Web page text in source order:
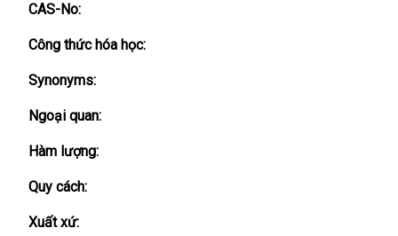
CAS-No:
Công thức hóa học:
Synonyms:
Ngoại quan:
Hàm lượng:
Quy cách:
Xuất xứ: